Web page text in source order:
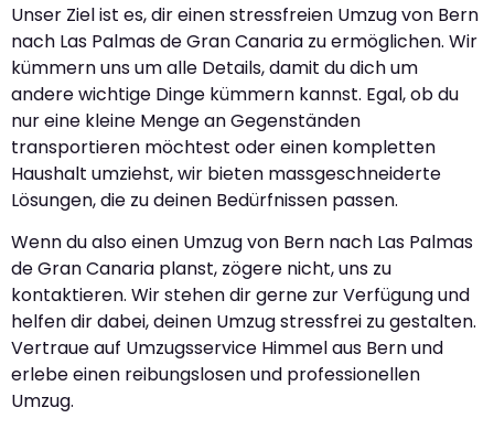
Unser Ziel ist es, dir einen stressfreien Umzug von Bern
nach Las Palmas de Gran Canaria zu ermöglichen. Wir
kümmern uns um alle Details, damit du dich um
andere wichtige Dinge kümmern kannst. Egal, ob du
nur eine kleine Menge an Gegenständen
transportieren möchtest oder einen kompletten
Haushalt umziehst, wir bieten massgeschneiderte
Lösungen, die zu deinen Bedürfnissen passen.
Wenn du also einen Umzug von Bern nach Las Palmas
de Gran Canaria planst, zögere nicht, uns zu
kontaktieren. Wir stehen dir gerne zur Verfügung und
helfen dir dabei, deinen Umzug stressfrei zu gestalten.
Vertraue auf Umzugsservice Himmel aus Bern und
erlebe einen reibungslosen und professionellen
Umzug.